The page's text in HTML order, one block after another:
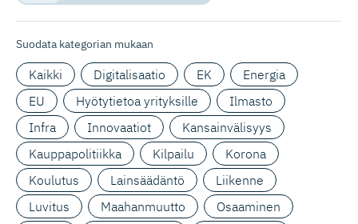
Suodata kategorian mukaan
Kaikki Digitalisaatio EK
Energia
EU
Hyötytietoa yrityksille
Ilmasto
Infra
Innovaatiot
Kansainvälisyys
Kauppapolitiikka
Kilpailu
Korona
Koulutus
Lainsäädäntö
Liikenne
Luvitus
Maahanmuutto
Osaaminen